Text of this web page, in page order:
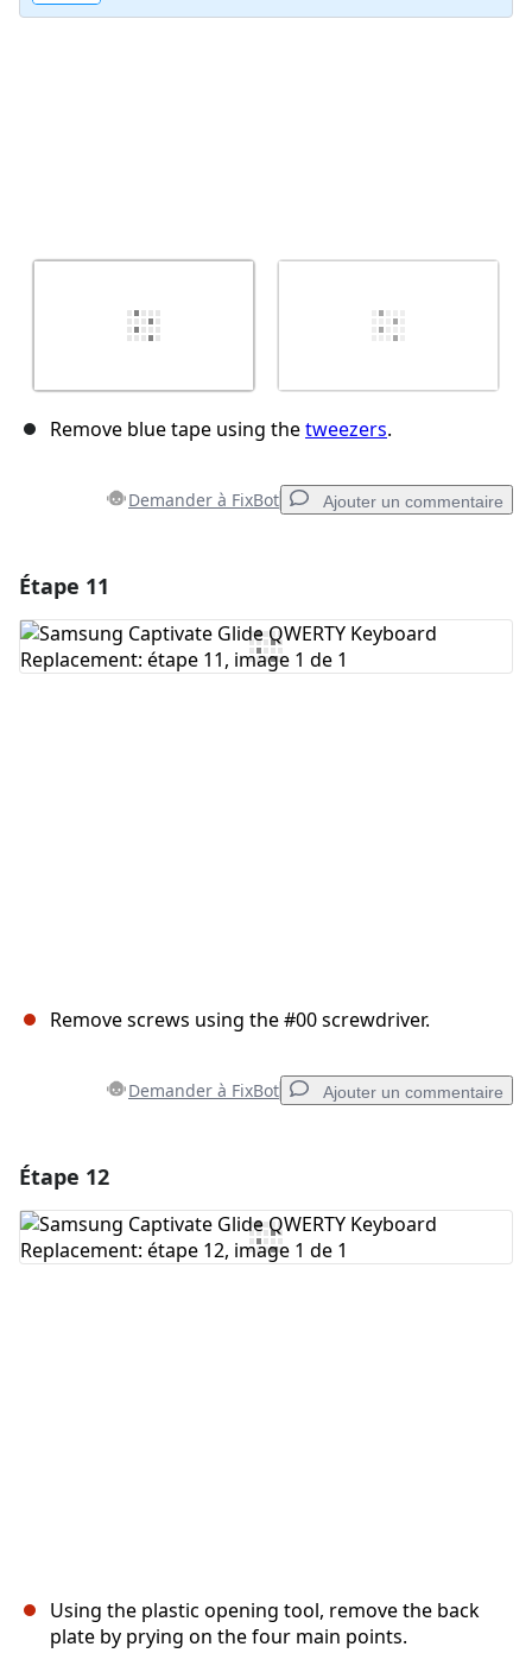
Remove blue tape using thetweezers.
Demander à FixBot Ajouter un commentaire
Ajouter un commentaire
Étape 11
Remove screws using the #00 screwdriver.
Demander à FixBot Ajouter un commentaire
Ajouter un commentaire
Étape 12
Using the plastic opening tool, remove the back
plate by prying on the four main points.